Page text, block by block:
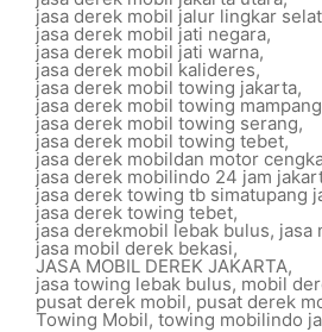
jasa derek mobil jalur lingkar
jasa derek mobil jati negara,
jasa derek mobil jati warna,
jasa derek mobil kalideres,
jasa derek mobil towing jakarta,
jasa derek mobil towing
jasa derek mobil towing serang,
jasa derek mobil towing tebet,
jasa derek mobildan motor
jasa derek mobilindo 24 jam
jasa derek towing tb simatupang
jasa derek towing tebet,
jasa derekmobil lebak bulus, jasa
jasa mobil derek bekasi,
JASA MOBIL DEREK JAKARTA,
jasa towing lebak bulus, mobil
pusat derek mobil, pusat derek
Towing Mobil, towing mobilindo